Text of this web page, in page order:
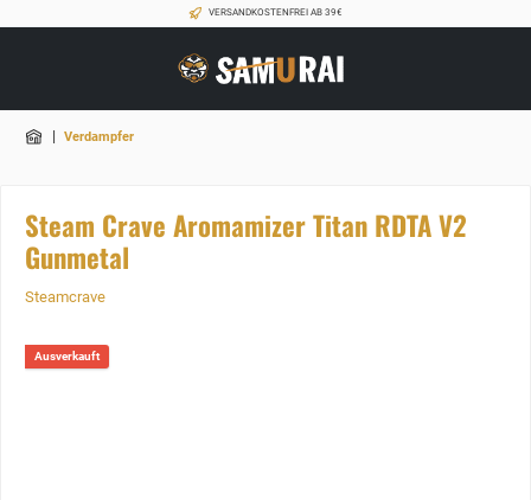
VERSANDKOSTENFREI AB 39€
| Verdampfer
Steam Crave Aromamizer Titan RDTA V2
Gunmetal
Steamcrave
Ausverkauft